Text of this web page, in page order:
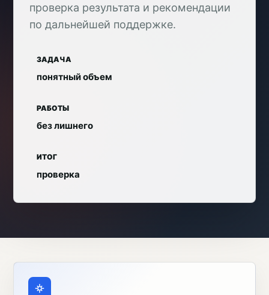
проверка результата и рекомендации
по дальнейшей поддержке.
ЗАДАЧА
понятный объем
РАБОТЫ
без лишнего
ИТОГ
проверка